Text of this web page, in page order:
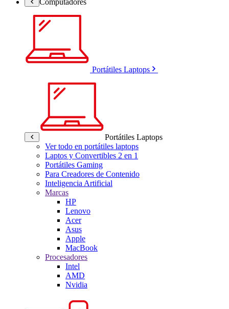
Portátiles Laptops
Portátiles Laptops
Ver todo en portátiles laptops
Laptos y Convertibles 2 en 1
Portátiles Gaming
Para Creadores de Contenido
Inteligencia Artificial
Marcas
HP
Lenovo
Acer
Asus
Apple
MacBook
Procesadores
Intel
AMD
Nvidia